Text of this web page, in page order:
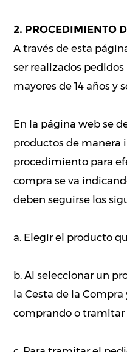
2. PROCEDIMIENTO
A través de esta
ser realizados
mayores de 14 años y
En la página web se
productos de manera
procedimiento para
compra se va
deben seguirse los
a. Elegir el producto
b. Al seleccionar un
la Cesta de la
comprando o tramitar